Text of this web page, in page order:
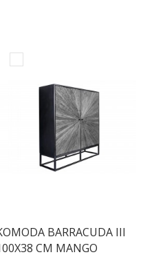
BARRACUDA III
CM MANGO